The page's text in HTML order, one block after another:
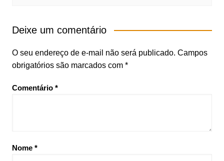
Deixe um comentário
O seu endereço de e-mail não será publicado. Campos
obrigatórios são marcados com *
Comentário *
Nome *